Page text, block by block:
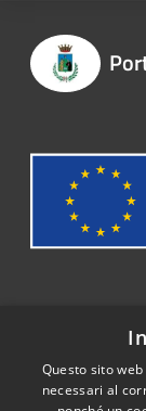
Recapiti
Email:
Questo sito
necessari al